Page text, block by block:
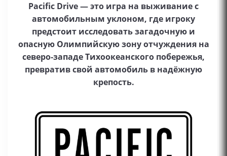
Pacific Drive — это игра на выживание с
автомобильным уклоном, где игроку
предстоит исследовать загадочную и
опасную Олимпийскую зону отчуждения на
северо‑западе Тихоокеанского побережья,
превратив свой автомобиль в надёжную
крепость.